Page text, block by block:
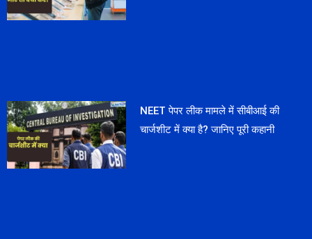
NEET पेपर लीक मामले में सीबीआई की
चार्जशीट में क्या है? जानिए पूरी कहानी